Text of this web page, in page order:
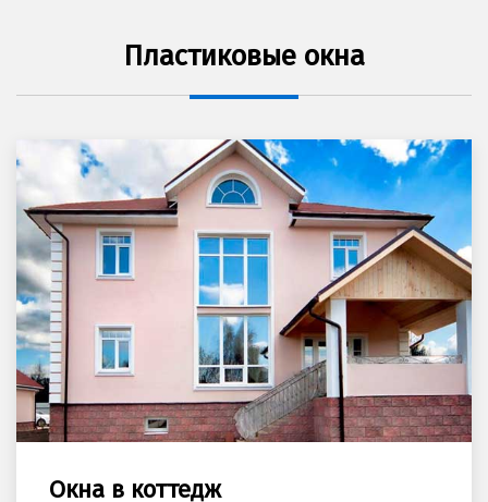
Пластиковые окна
Окна в коттедж